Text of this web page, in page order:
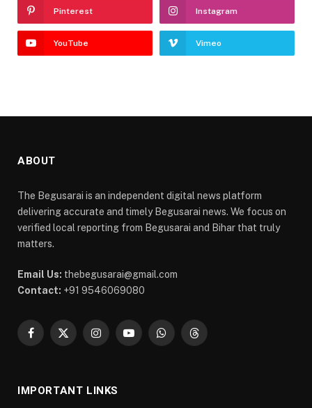
Pinterest Instagram
YouTube Vimeo
ABOUT
The Begusarai is an independent digital news platform
delivering accurate and timely Begusarai news. We focus on
verified local reporting from Begusarai and Bihar that truly
matters.
Email Us: thebegusarai@gmail.com
Contact: +91 9546069080
Facebook
X
InstagramYouTubeWhatsAppThreads
IMPORTANT LINKS